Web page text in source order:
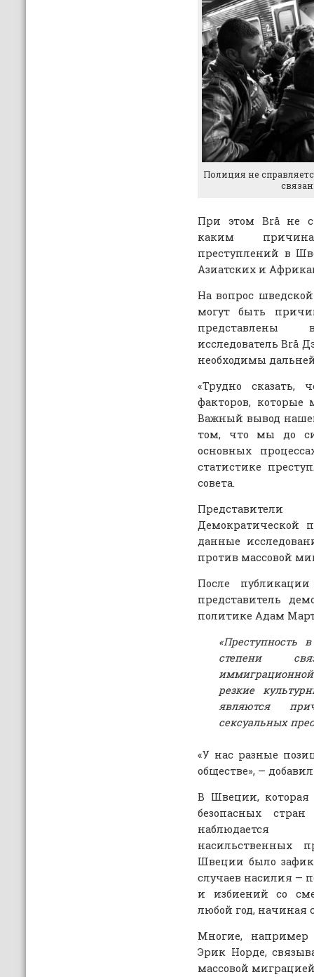
Полиция не
При этом Brå не
каким
преступлений в
Азиатских и
На вопрос
могут быть
исследователь Brå
необходимы
«Трудно сказать,
факторов,
Важный вывод
том, что мы до
основных
статистике
совета.
Представители
Демократической
данные
против массовой
После
представитель
политике Адам
степени
резкие
являются
сексуальных
«У нас разные
обществе», —
В Швеции,
безопасных
наблюдается
насильственных
Швеции было
случаев насилия —
и избиений со
любой год, начиная с
Многие, например
Эрик Норде,
массовой